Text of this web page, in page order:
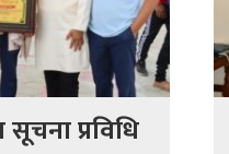
प्रविधि